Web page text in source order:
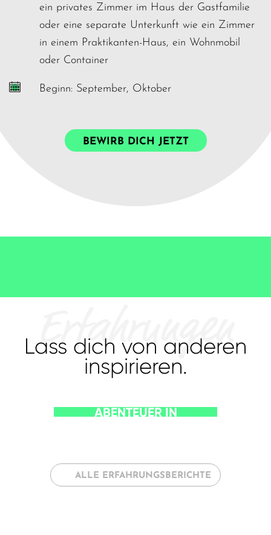
ein privates Zimmer im Haus der Gastfamilie
oder eine separate Unterkunft wie ein Zimmer
in einem Praktikanten-Haus, ein Wohnmobil
oder Container
Beginn: September, Oktober
BEWIRB DICH JETZT
Erfahrungen
Lass dich von anderen
inspirieren.
ÜBER SEINEN JOB ALS
LANDSCHAFTSGÄRTNER
ALLE ERFAHRUNGSBERICHTE